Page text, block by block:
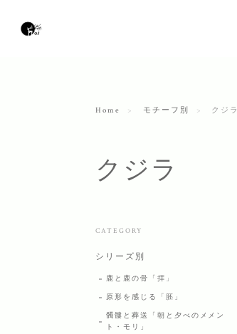
Home モチーフ別 クジラ
クジラ
CATEGORY
シリーズ別
鹿と鹿の骨「拝」
原形を感じる「胚」
髑髏と葬送「朝と夕べのメメン
ト・モリ」